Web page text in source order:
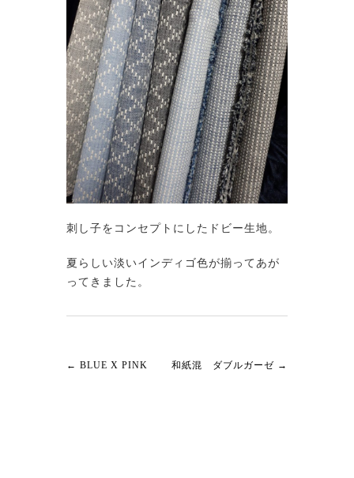
刺し子をコンセプトにしたドビー生地。
夏らしい淡いインディゴ色が揃ってあが
ってきました。
← BLUE X PINK 和紙混 ダブルガーゼ →